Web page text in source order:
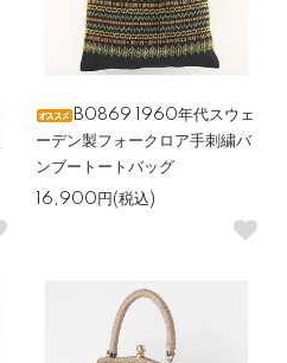
B0869 1960年代スウェ
ーデン製フォークロア手刺繍バ
ンブートートバッグ
16,900円(税込)